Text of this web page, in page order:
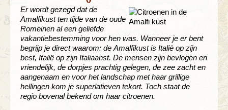
Er wordt gezegd dat de
Amalfikust ten tijde van de oude
Romeinen al een geliefde
vakantiebestemming voor hen was. Wanneer je er bent
begrijp je direct waarom: de Amalfikust is Italië op zijn
best, Italië op zijn Italiaanst. De mensen zijn bevlogen en
vriendelijk, de dorpjes prachtig gelegen, de zee zacht en
aangenaam en voor het landschap met haar grillige
hellingen kom je superlatieven tekort. Toch staat de
regio bovenal bekend om haar citroenen.